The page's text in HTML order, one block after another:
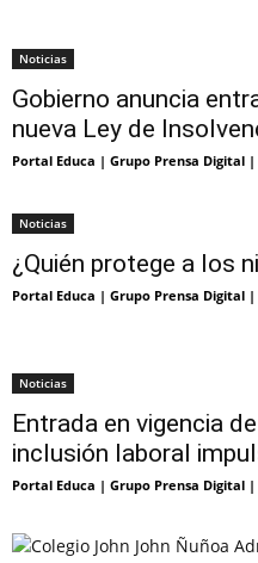
Noticias
Gobierno anuncia
nueva Ley de
Portal Educa | Grupo Prensa Digital |
Noticias
¿Quién protege a los
Portal Educa | Grupo Prensa Digital |
Noticias
Entrada en vigencia
inclusión laboral
Portal Educa | Grupo Prensa Digital |